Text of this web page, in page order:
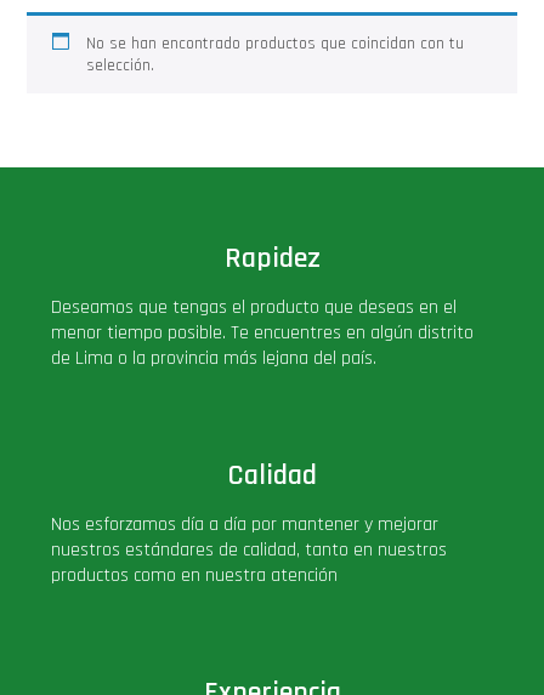
Calendario de Adviento
Gift Cards
Movie Poster
No se han encontrado productos que coincidan con tu
selección.
Rapidez
Deseamos que tengas el producto que deseas en el
menor tiempo posible. Te encuentres en algún distrito
de Lima o la provincia más lejana del país.
Calidad
Nos esforzamos día a día por mantener y mejorar
nuestros estándares de calidad, tanto en nuestros
productos como en nuestra atención